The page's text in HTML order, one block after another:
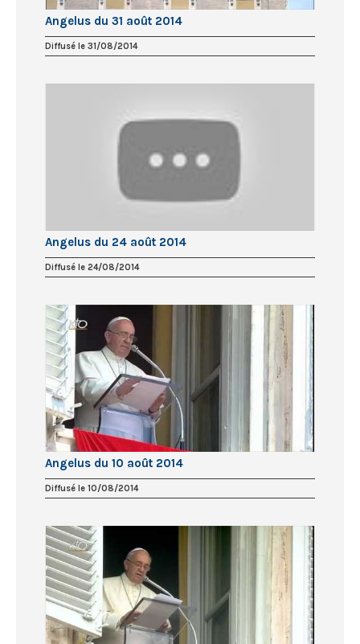
Angelus du 31 août 2014
Diffusé le 31/08/2014
Angelus du 24 août 2014
Diffusé le 24/08/2014
Angelus du 10 août 2014
Diffusé le 10/08/2014